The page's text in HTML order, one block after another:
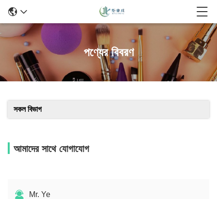
পণ্যের বিবরণ
সকল বিভাগ
আমাদের সাথে যোগাযোগ
Mr. Ye